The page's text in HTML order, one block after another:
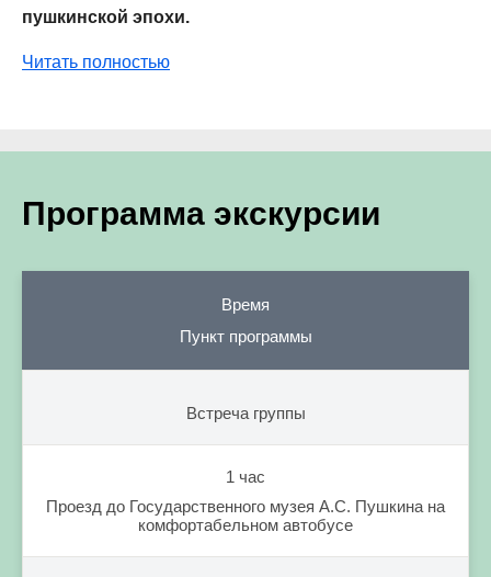
пушкинской эпохи.
Читать полностью
Программа экскурсии
Время
Пункт программы
Встреча группы
1 час
Проезд до Государственного музея А.С. Пушкина на
комфортабельном автобусе